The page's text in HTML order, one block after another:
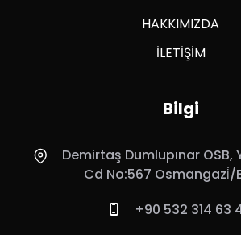
HAKKIMIZDA
İLETİŞİM
Bilgi
Demirtaş Dumlupınar OSB,
Cd No:567 Osmangazi̇/
+90 532 314 63